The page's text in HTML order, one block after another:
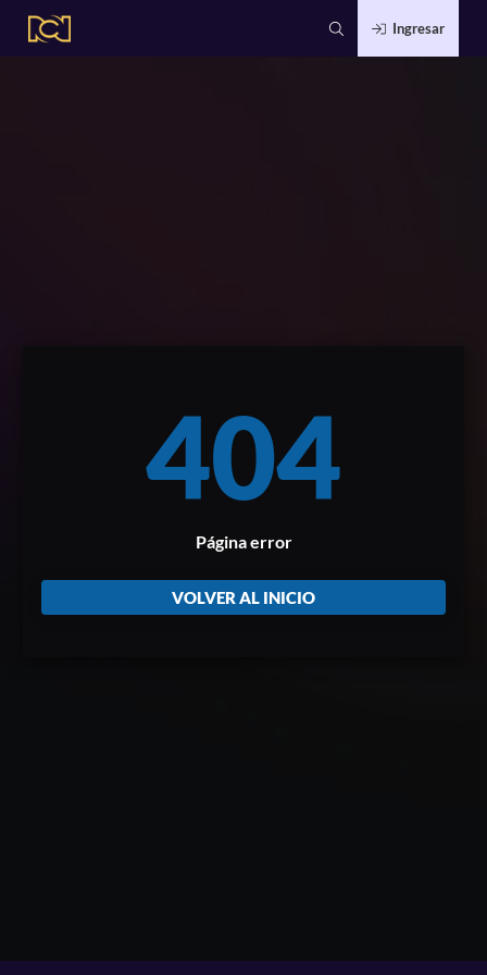
Ingresar
404
Página error
VOLVER AL INICIO